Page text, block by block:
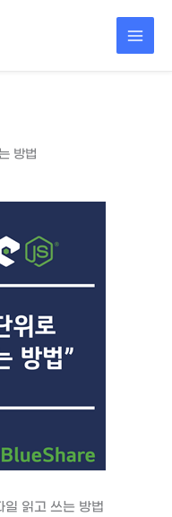
방법
읽고 쓰는 방법